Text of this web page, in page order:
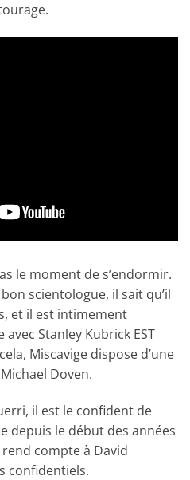
le moment de s’endormir.
scientologue, il sait qu’il
et il est intimement
Stanley Kubrick EST
Miscavige dispose d’une
Doven.
il est le confident de
depuis le début des années
compte à David
confidentiels.